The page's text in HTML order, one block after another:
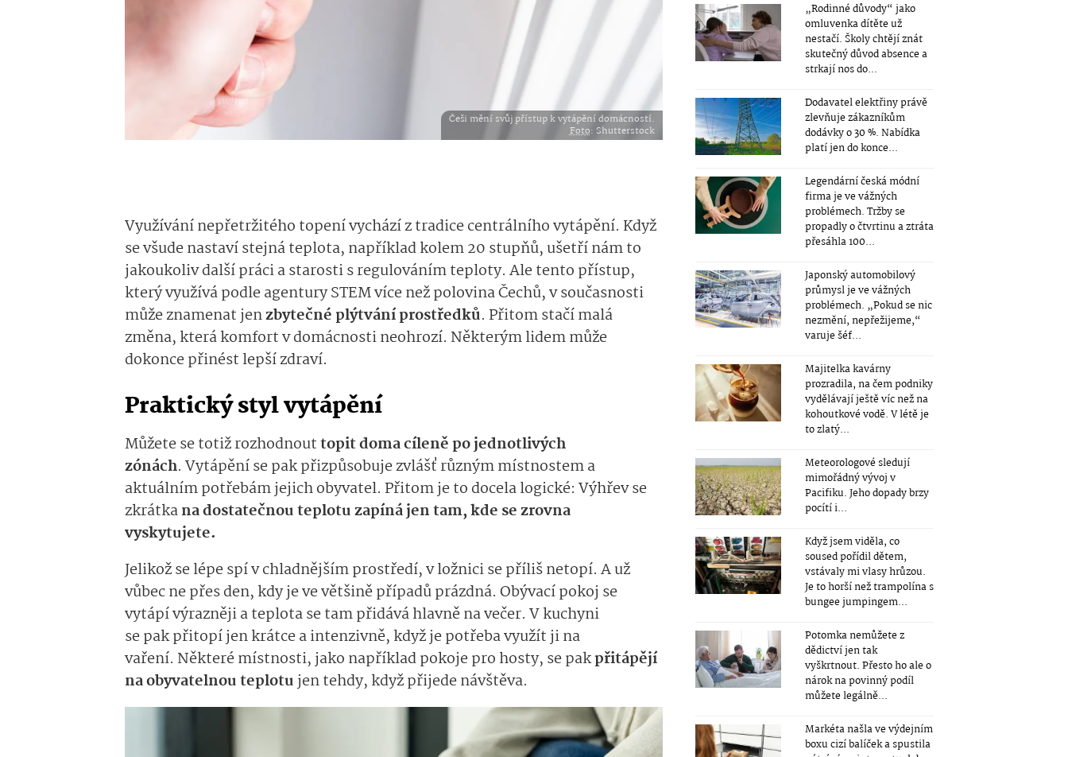
Češi mění svůj přístup k vytápění domácností.
Foto: Shutterstock
Využívání nepřetržitého topení vychází z tradice centrálního vytápění. Když
se všude nastavístejnáte­plota, například kolem 20 stupňů, ušetří nám to
jakoukoliv další práciastarostis regulováním teploty. Ale tento přístup,
který využívá podle agentury STEMvíce než polovina Čechů, v současnosti
může znamenatjenzbytečné plýtvání prostředků. Přitom stačí malá
změna, která komfort v domácnosti neohrozí. Některým lidem může
dokonce přinést lepší zdraví.
Praktický styl vytápění
Můžete se totiž rozhodnouttopit domacíleněpo jednotlivých
zónách. Vytápění sepakpřizpů­sobuje zvlášť různým místnostem a
aktuálním potřebám jejich obyvatel. Přitom je to docela logické: Výhřev se
zkrátkana dostatečnou teplotu zapínájentam, kde se zrovna
vyskytujete.
Jelikož se lépe spí v chladnějším prostředí, v ložnici se příliš netopí. A už
vůbec ne přes den, kdy je ve většině případůprázdná­. Obývací pokoj se
vytápí výrazněji ateplotase tam přidáváhlavně na večer. V kuchyni
sepakpřitopíjen krátcea intenzivně, kdyžje potřeba využít ji na
vaření. Některé místnosti, jako například pokojepro hosty, se pakpřitápějí
na obyvatelnou teplotujentehdy, když přijede návštěva.
„Rodinné důvody“ jako
omluvenka dítěte už
nestačí. Školy chtějí znát
skutečný důvod absence a
strkají nos do...
Dodavatel elektřiny právě
zlevňuje zákazníkům
dodávky o 30 %. Nabídka
platí jen do konce...
Legendární česká módní
firma je ve vážných
problémech. Tržby se
propadly o čtvrtinu a ztráta
přesáhla 100...
Japonský automobilový
průmysl je ve vážných
problémech. „Pokud se nic
nezmění, nepřežijeme,“
varuje šéf...
Majitelka kavárny
prozradila, na čem podniky
vydělávají ještě víc než na
kohoutkové vodě. V létě je
to zlatý...
Meteorologové sledují
mimořádný vývoj v
Pacifiku. Jeho dopady brzy
pocítí i...
Když jsem viděla, co
soused pořídil dětem,
vstávaly mi vlasy hrůzou.
Je to horší než trampolína s
bungee jumpingem...
Potomka nemůžete z
dědictví jen tak
vyškrtnout. Přesto ho ale o
nárok na povinný podíl
můžete legálně...
Markéta našla ve výdejním
boxu cizí balíček a spustila